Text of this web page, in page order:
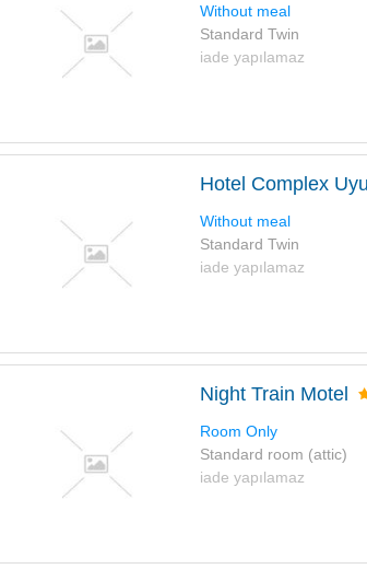
Without meal
Standard Twin
iade yapılamaz
Hotel Complex
Without meal
Standard Twin
iade yapılamaz
Night Train Motel
Room Only
Standard room (attic)
iade yapılamaz